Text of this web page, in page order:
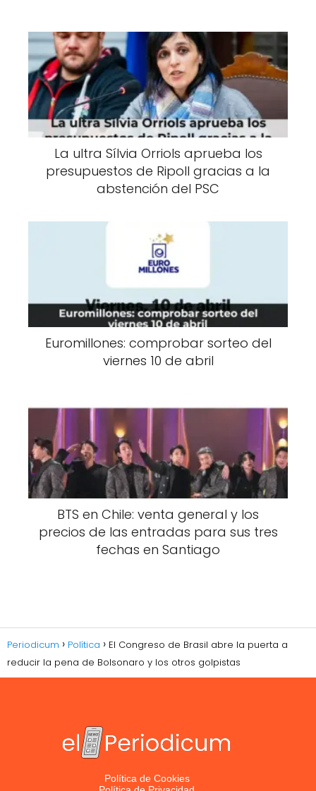
La ultra Sílvia Orriols aprueba los
presupuestos de Ripoll gracias a la
abstención del PSC
Euromillones: comprobar sorteo del
viernes 10 de abril
BTS en Chile: venta general y los
precios de las entradas para sus tres
fechas en Santiago
Periodicum Política
El Congreso de Brasil abre la puerta a
reducir la pena de Bolsonaro y los otros golpistas
Política de Cookies